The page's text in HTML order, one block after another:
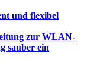
und flexibel
zur WLAN-
sauber ein